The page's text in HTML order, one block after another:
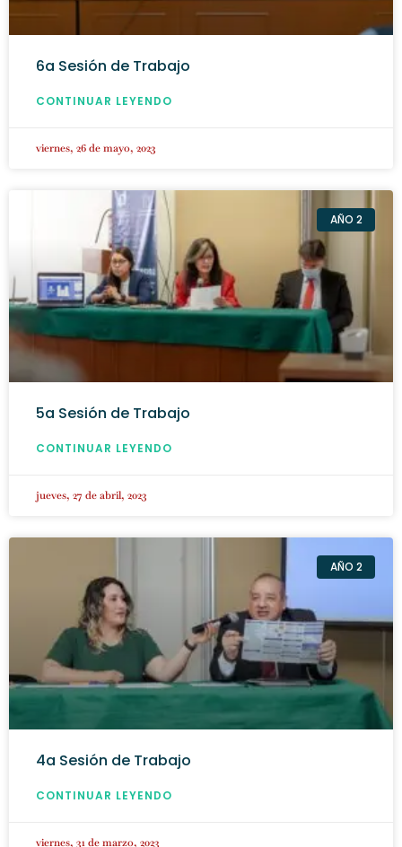
6a Sesión de Trabajo
CONTINUAR LEYENDO
viernes, 26 de mayo, 2023
AÑO 2
5a Sesión de Trabajo
CONTINUAR LEYENDO
jueves, 27 de abril, 2023
AÑO 2
4a Sesión de Trabajo
CONTINUAR LEYENDO
viernes, 31 de marzo, 2023